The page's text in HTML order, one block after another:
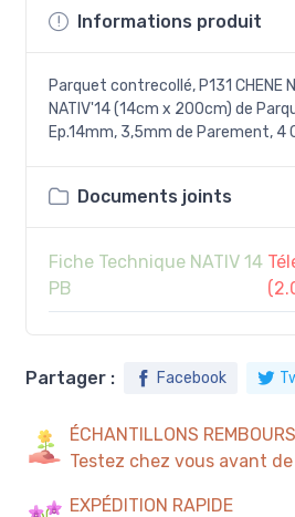
Informations produit
Parquet contrecollé, P131 CHENE
NATIV'14 (14cm x 200cm) de
Ep.14mm, 3,5mm de Parement, 4
Documents joints
Fiche Technique NATIV 14
PB
Partager : Facebook
ÉCHANTILLONS
Testez chez vous avant
EXPÉDITION RAPIDE